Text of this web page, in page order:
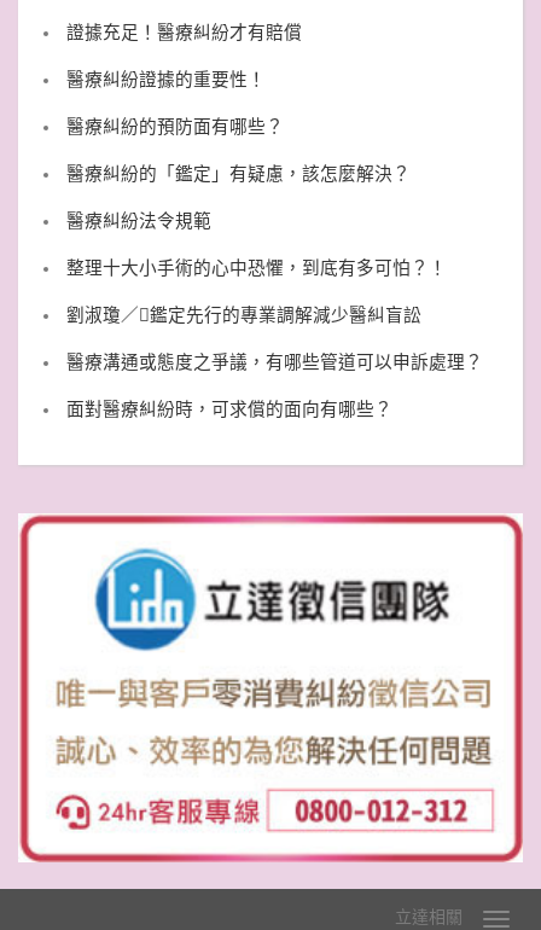
證據充足！醫療糾紛才有賠償
醫療糾紛證據的重要性！
醫療糾紛的預防面有哪些？
醫療糾紛的「鑑定」有疑慮，該怎麼解決？
醫療糾紛法令規範
整理十大小手術的心中恐懼，到底有多可怕？！
劉淑瓊／鑑定先行的專業調解減少醫糾盲訟
醫療溝通或態度之爭議，有哪些管道可以申訴處理？
面對醫療糾紛時，可求償的面向有哪些？
立達相關